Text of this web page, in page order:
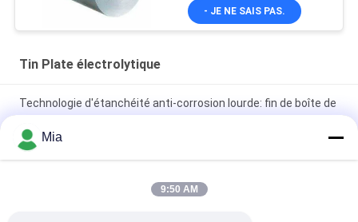
- JE NE SAIS PAS.
Tin Plate électrolytique
Technologie d'étanchéité anti-corrosion lourde: fin de boîte de
Feuilles de fer blanc électrolytique de qualité MR pour la
Mia
9:50 AM